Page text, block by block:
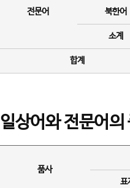
전문어 북한어
소계
합계
일상어와 전문어의
품사
표